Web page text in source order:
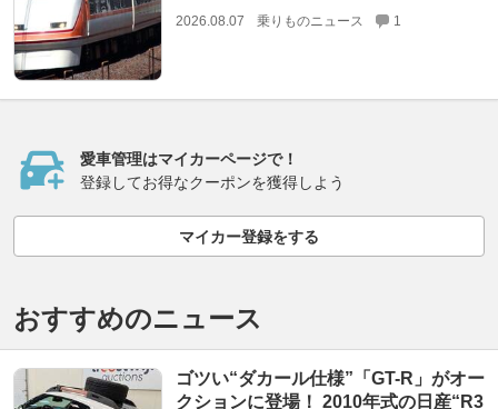
2026.08.07 乗りものニュース 1
愛車管理はマイカーページで！
登録してお得なクーポンを獲得しよう
マイカー登録をする
おすすめのニュース
ゴツい“ダカール仕様”「GT-R」がオー
クションに登場！ 2010年式の日産“R3